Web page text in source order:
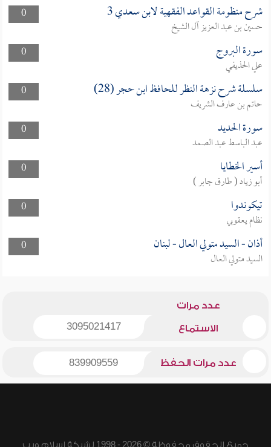
0 شرح منظومة القواعد الفقهية لابن سعدي 3
حسين بن عبد العزيز آل الشيخ
0
سورة البروج
علي الحذيفي
0
سلسلة شرح نزهة النظر للحافظ ابن حجر (28)
حاتم بن عارف الشريف
0
سورة الحديد
عبد الباسط عبد الصمد
0
أسير الخطايا
أبو زياد ( طارق جابر )
0
تيكوندوا
نظام يعقوبي
0
أذان - السيد متولي العال - لبنان
السيد متولي العال
عدد مرات
الاستماع 3095021417
عدد مرات الحفظ 839909559
جميع الحقوق محفوظة © 2026 - 1998 لشبكة إسلام ويب